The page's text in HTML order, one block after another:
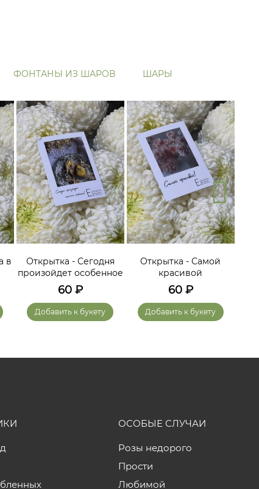
ФОНТАНЫ ИЗ ШАРОВ ШАРЫ
в
Открытка - Сегодня
произойдет особенное
60₽
Добавить к букету
Открытка - Самой
красивой
60₽
Добавить к букету
ОСОБЫЕ СЛУЧАИ
Розы недорого
Прости
Любимой